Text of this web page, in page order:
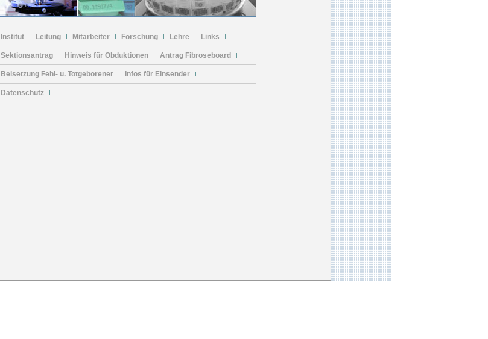
Institut Leitung Mitarbeiter Forschung Lehre Links
Sektionsantrag Hinweis für Obduktionen Antrag Fibroseboard
Beisetzung Fehl- u. Totgeborener Infos für Einsender
Datenschutz